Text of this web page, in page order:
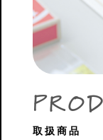
PROD
取扱商品